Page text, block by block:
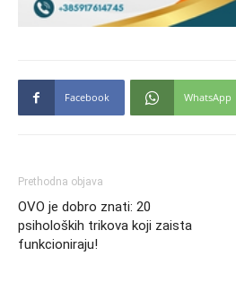
Facebook WhatsApp
Prethodna objava
OVO je dobro znati: 20
psiholoških trikova koji zaista
funkcioniraju!